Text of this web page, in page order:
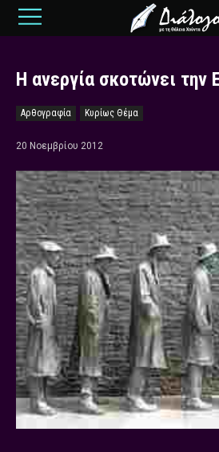
Η ανεργία σκοτώνει την
Αρθογραφία Κυρίως Θέμα
20 Νοεμβρίου 2012